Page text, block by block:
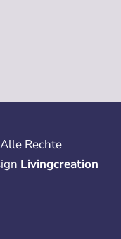
Rechte
Livingcreation